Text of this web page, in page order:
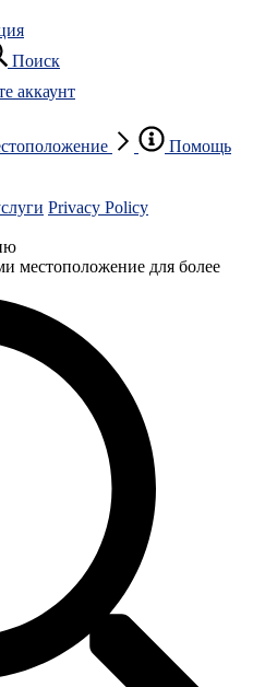
Поиск
аккаунт
Помощь
Privacy Policy
местоположение для более